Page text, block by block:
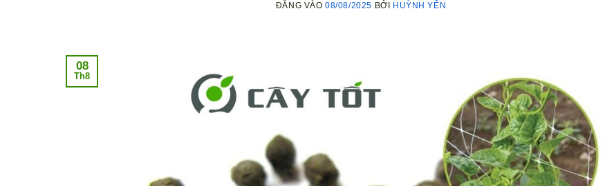
ĐĂNG VÀO08/08/2025 BỞI HUỲNH YÊN
08
Th8